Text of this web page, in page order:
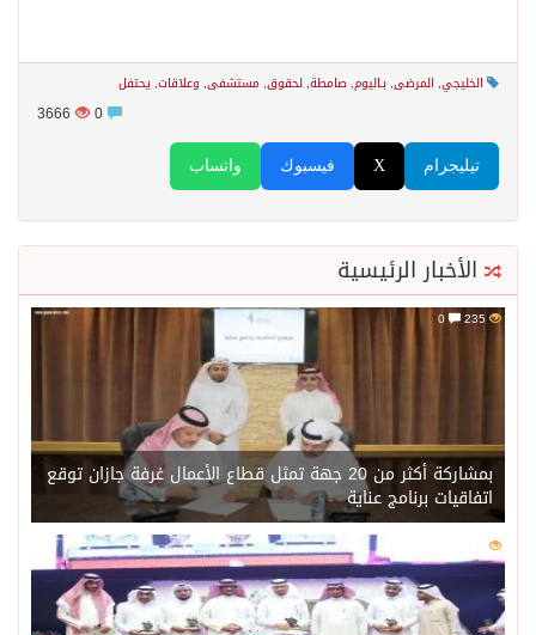
الخليجي, المرضى, بـاليوم, صامطة, لحقوق, مستشفى, وعلاقات, يحتفل
3666
واتساب فيسبوك X تيليجرام
الأخبار الرئيسية
235
بمشاركة أكثر من 20 جهة تمثل قطاع الأعمال غرفة جازان توقع
اتفاقيات برنامج عناية
218